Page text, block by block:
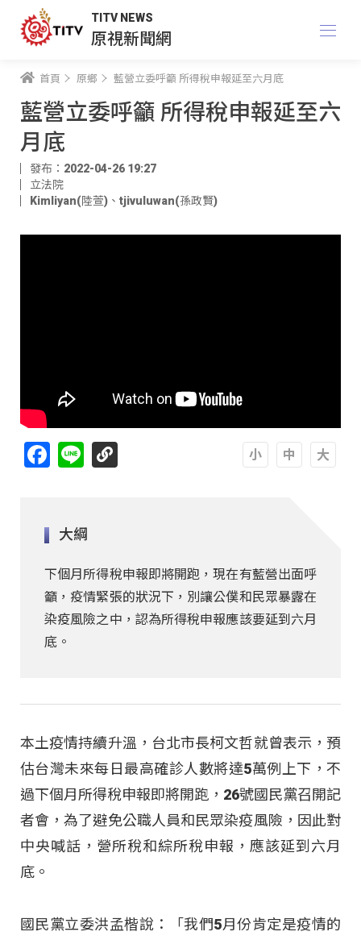
TITV NEWS
原視新聞網
首頁 原鄉 藍營立委呼籲 所得稅申報延至六月底
藍營立委呼籲 所得稅申報延至六
月底
發布：2022-04-26 19:27
立法院
Kimliyan(陸萱) 、 tjivuluwan(孫政賢)
Facebook
Line
大綱
下個月所得稅申報即將開跑，現在有藍營出面呼
籲，疫情緊張的狀況下，別讓公僕和民眾暴露在
染疫風險之中，認為所得稅申報應該要延到六月
底。
本土疫情持續升溫，台北市長柯文哲就曾表示，預
估台灣未來每日最高確診人數將達5萬例上下，不
過下個月所得稅申報即將開跑，26號國民黨召開記
者會，為了避免公職人員和民眾染疫風險，因此對
中央喊話，營所稅和綜所稅申報，應該延到六月
底。
國民黨立委洪孟楷說：「我們5月份肯定是疫情的